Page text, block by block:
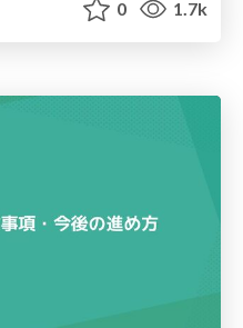
0 1.7k